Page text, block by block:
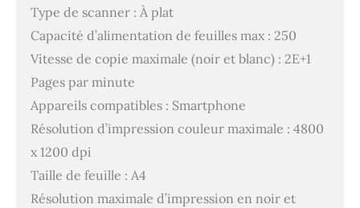
Type de scanner : À plat
Capacité d’alimentation de feuilles max : 250
Vitesse de copie maximale (noir et blanc) : 2E+1
Pages par minute
Appareils compatibles : Smartphone
Résolution d’impression couleur maximale : 4800
x 1200 dpi
Taille de feuille : A4
Résolution maximale d’impression en noir et